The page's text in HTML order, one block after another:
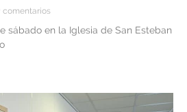
comentarios
sábado en la Iglesia de San Esteban